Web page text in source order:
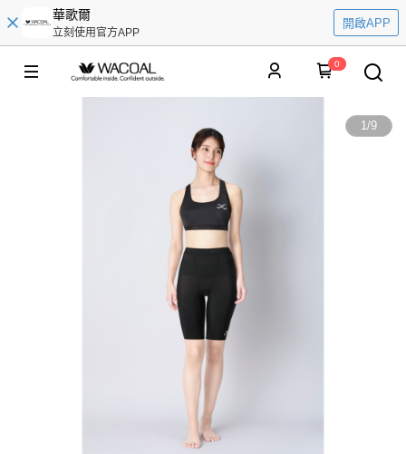
華歌爾
立刻使用官方APP
開啟APP
0
1/9